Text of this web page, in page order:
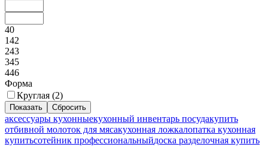
40
142
243
345
446
Форма
Круглая (2)
аксессуары кухонныекухонный инвентарь посудакупить
отбивной молоток для мясакухонная ложкалопатка кухонная
купитьсотейник профессиональныйдоска разделочная купить